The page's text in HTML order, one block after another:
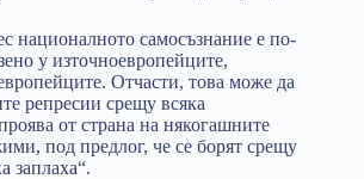
националното самосъзнание е по-
у източноевропейците,
Отчасти, това може да
репресии срещу всяка
от страна на някогашните
под предлог, че се борят срещу
заплаха“.